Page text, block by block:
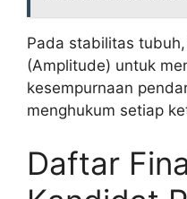
Pada stabilitas
(Amplitude) untuk
kesempurnaan
menghukum setiap
Daftar